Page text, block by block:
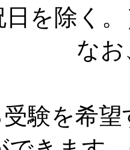
を除く
間外
験を希